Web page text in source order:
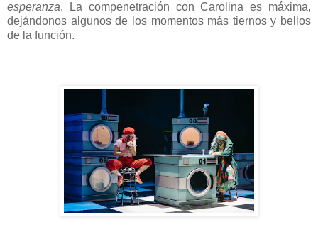
esperanza. La compenetración con Carolina es máxima,
dejándonos algunos de los momentos más tiernos y bellos
de la función.